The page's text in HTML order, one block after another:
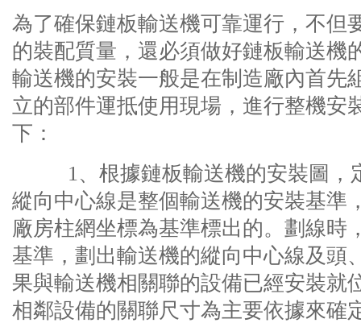
為了確保鏈板輸送機可靠運行，不但
的裝配質量，還必須做好鏈板輸送機
輸送機的安裝一般是在制造廠內首先
立的部件運抵使用現場，進行整機安
下：
1、根據鏈板輸送機的安裝圖，
縱向中心線是整個輸送機的安裝基準
廠房柱網坐標為基準標出的。劃線時
基準，劃出輸送機的縱向中心線及頭
果與輸送機相關聯的設備已經安裝就
相鄰設備的關聯尺寸為主要依據來確